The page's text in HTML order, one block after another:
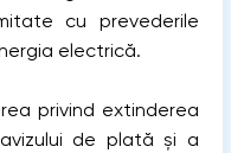
cu prevederile
electrică.
privind extinderea
de plată și a